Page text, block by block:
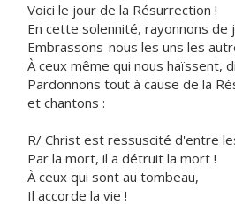
Voici le jour de la Résurrection !
En cette solennité, rayonnons de
Embrassons-nous les uns les
À ceux même qui nous haïssent,
Pardonnons tout à cause de la
et chantons :
R/ Christ est ressuscité d'entre
Par la mort, il a détruit la mort !
À ceux qui sont au tombeau,
Il accorde la vie !